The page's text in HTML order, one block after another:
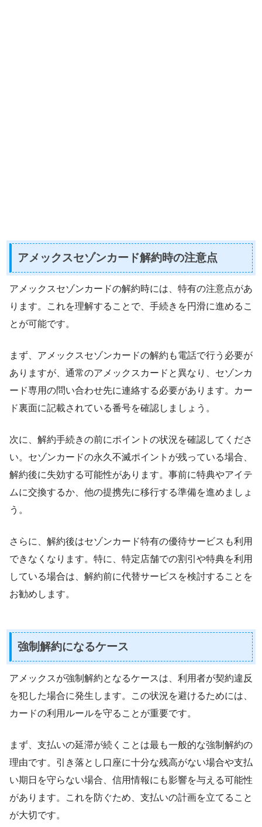
アメックスセゾンカード解約時の注意点
アメックスセゾンカードの解約時には、特有の注意点があ
ります。これを理解することで、手続きを円滑に進めるこ
とが可能です。
まず、アメックスセゾンカードの解約も電話で行う必要が
ありますが、通常のアメックスカードと異なり、セゾンカ
ード専用の問い合わせ先に連絡する必要があります。カー
ド裏面に記載されている番号を確認しましょう。
次に、解約手続きの前にポイントの状況を確認してくださ
い。セゾンカードの永久不滅ポイントが残っている場合、
解約後に失効する可能性があります。事前に特典やアイテ
ムに交換するか、他の提携先に移行する準備を進めましょ
う。
さらに、解約後はセゾンカード特有の優待サービスも利用
できなくなります。特に、特定店舗での割引や特典を利用
している場合は、解約前に代替サービスを検討することを
お勧めします。
強制解約になるケース
アメックスが強制解約となるケースは、利用者が契約違反
を犯した場合に発生します。この状況を避けるためには、
カードの利用ルールを守ることが重要です。
まず、支払いの延滞が続くことは最も一般的な強制解約の
理由です。引き落とし口座に十分な残高がない場合や支払
い期日を守らない場合、信用情報にも影響を与える可能性
があります。これを防ぐため、支払いの計画を立てること
が大切です。